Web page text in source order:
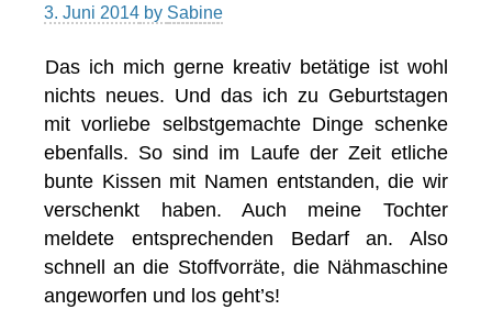
3. Juni 2014 by Sabine
Das ich mich gerne kreativ betätige ist wohl
nichts neues. Und das ich zu Geburtstagen
mit vorliebe selbstgemachte Dinge schenke
ebenfalls. So sind im Laufe der Zeit etliche
bunte Kissen mit Namen entstanden, die wir
verschenkt haben. Auch meine Tochter
meldete entsprechenden Bedarf an. Also
schnell an die Stoffvorräte, die Nähmaschine
angeworfen und los geht’s!